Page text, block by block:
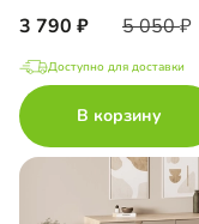
3 790 5 050
Доступно для доставки
В корзину